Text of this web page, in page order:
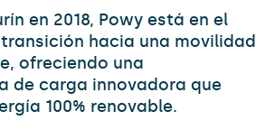
en 2018, Powy está en el
hacia una movilidad
ofreciendo una
de carga innovadora que
100% renovable.